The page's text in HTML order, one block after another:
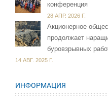
конференция
28 АПР. 2026 Г.
Акционерное
продолжает
буровзрывных
14 АВГ. 2025 Г.
ИНФОРМАЦИЯ